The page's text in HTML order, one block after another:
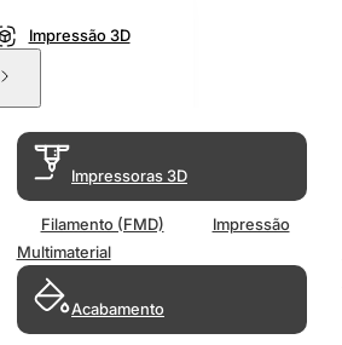
Impressão 3D
Impressoras 3D
Filamento (FMD)
Impressão
Multimaterial
Acabamento